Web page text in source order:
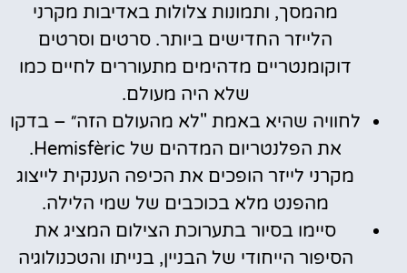
מהמסך, ותמונות צלולות באדיבות מקרני
הלייזר החדישים ביותר. סרטים וסרטים
דוקומנטריים מדהימים מתעוררים לחיים כמו
שלא היה מעולם.
לחוויה שהיא באמת "לא מהעולם הזה״ – בדקו
את הפלנטריום המדהים של Hemisfèric.
מקרני לייזר הופכים את הכיפה הענקית לייצוג
מהפנט מלא בכוכבים של שמי הלילה.
סיימו בסיור בתערוכת הצילום המציג את
הסיפור הייחודי של הבניין, בנייתו והטכנולוגיה